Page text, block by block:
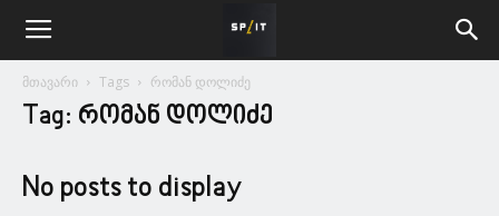
მთავარი Tags რომან დოლიძე
Tag: რომან დოლიძე
No posts to display